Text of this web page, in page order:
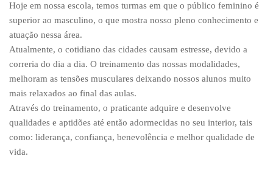
Hoje em nossa escola, temos turmas em que o público feminino é
superior ao masculino, o que mostra nosso pleno conhecimento e
atuação nessa área.
Atualmente, o cotidiano das cidades causam estresse, devido a
correria do dia a dia. O treinamento das nossas modalidades,
melhoram as tensões musculares deixando nossos alunos muito
mais relaxados ao final das aulas.
Através do treinamento, o praticante adquire e desenvolve
qualidades e aptidões até então adormecidas no seu interior, tais
como: liderança, confiança, benevolência e melhor qualidade de
vida.